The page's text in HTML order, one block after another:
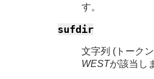
す。
sufdir
文字列 (トーク
WESTが該当し